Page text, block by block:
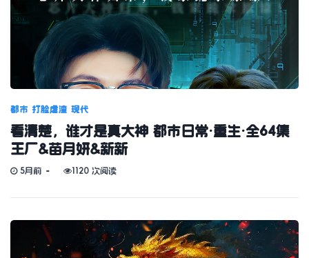
都市 打脸虐渣 现代
看清楚，谁才是真大神 都市日常·重生·全64集
王厂&苗月妍&新新
5月前 1120 次阅读